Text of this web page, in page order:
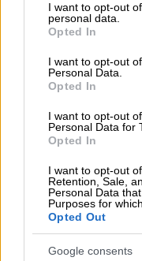
not limited to your visit
grant or deny consent
use your data for
consent section.
I want to opt-out
personal data.
Opted In
I want to opt-out
Personal Data.
Opted In
I want to opt-out
Personal Data for
Opted In
I want to opt-out
Retention, Sale,
Personal Data
Purposes for
Opted Out
Google consents
Από την πλευρά
Ινστιτούτοκάνει
3,5 Ρίχτερ, που
νοτιοανατολικά
εστιακό βάθος
χιλιόμετρα.